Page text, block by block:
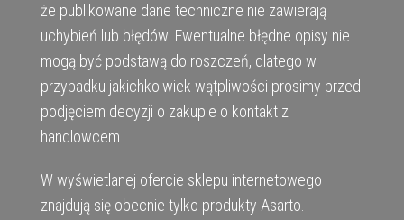
że publikowane dane techniczne nie zawierają
uchybień lub błędów. Ewentualne błędne opisy nie
mogą być podstawą do roszczeń, dlatego w
przypadku jakichkolwiek wątpliwości prosimy przed
podjęciem decyzji o zakupie o kontakt z
handlowcem.
W wyświetlanej ofercie sklepu internetowego
znajdują się obecnie tylko produkty Asarto.